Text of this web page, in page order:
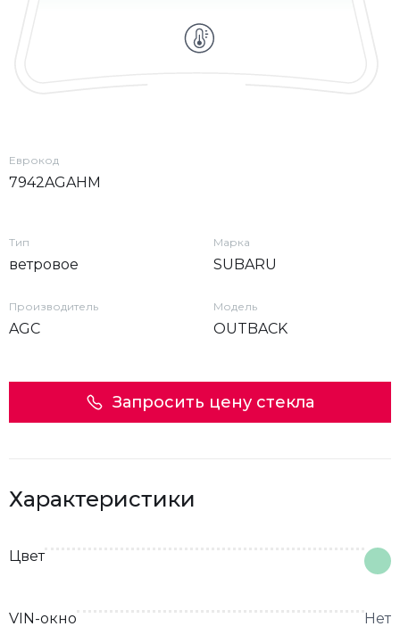
Еврокод
7942AGAHM
Тип
ветровое
Марка
SUBARU
Производитель
AGC
Модель
OUTBACK
Запросить цену стекла
Характеристики
Цвет
VIN-окно Нет